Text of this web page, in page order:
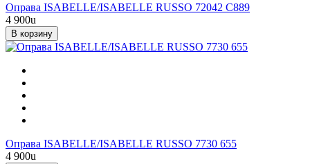
Оправа ISABELLE/ISABELLE RUSSO 72042 C889
4 900u
В корзину
Оправа ISABELLE/ISABELLE RUSSO 7730 655
4 900u